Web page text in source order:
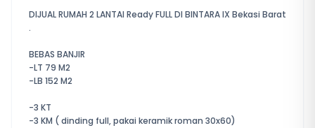
DIJUAL RUMAH 2 LANTAI Ready FULL DI BINTARA IX Bekasi Barat
.
BEBAS BANJIR
-LT 79 M2
-LB 152 M2
-3 KT
-3 KM ( dinding full, pakai keramik roman 30x60)